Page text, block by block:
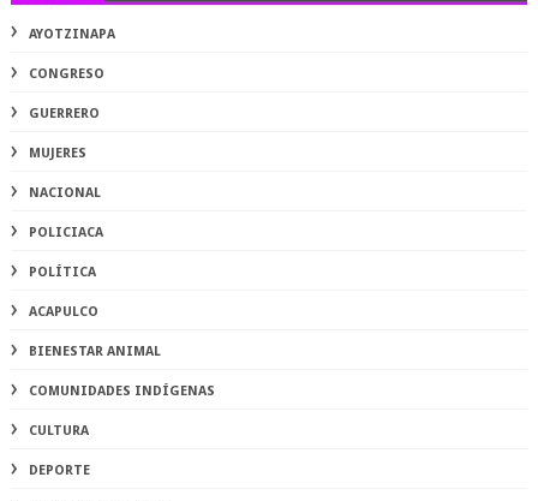
AYOTZINAPA
CONGRESO
GUERRERO
MUJERES
NACIONAL
POLICIACA
POLÍTICA
ACAPULCO
BIENESTAR ANIMAL
COMUNIDADES INDÍGENAS
CULTURA
DEPORTE